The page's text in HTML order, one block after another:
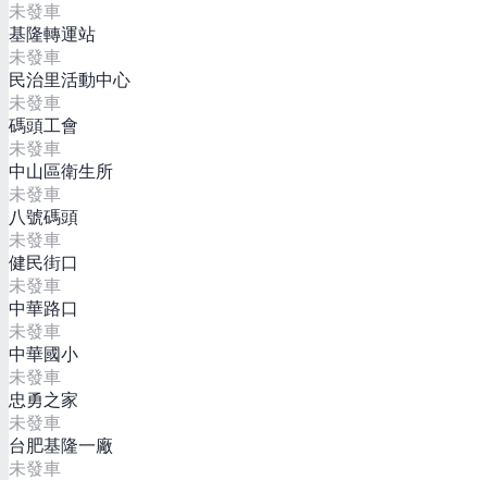
未發車
基隆轉運站
未發車
民治里活動中心
未發車
碼頭工會
未發車
中山區衛生所
未發車
八號碼頭
未發車
健民街口
未發車
中華路口
未發車
中華國小
未發車
忠勇之家
未發車
台肥基隆一廠
未發車